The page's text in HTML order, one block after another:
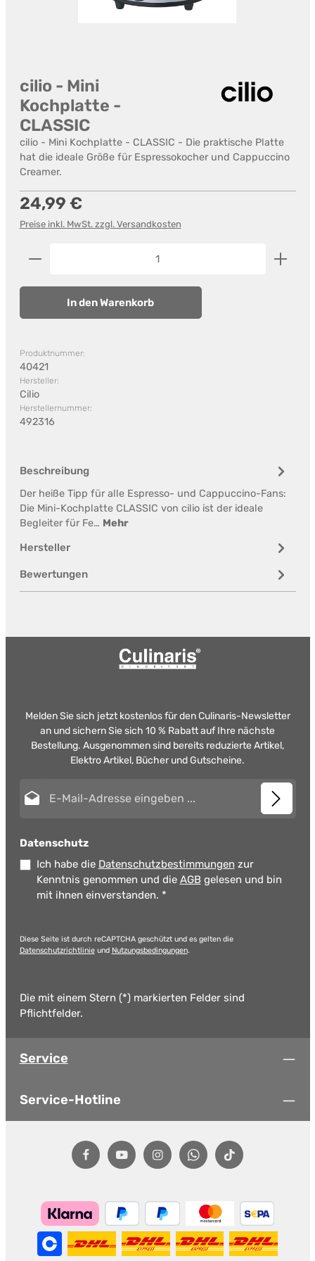
cilio - Mini
Kochplatte -
CLASSIC
cilio - Mini Kochplatte - CLASSIC - Die praktische Platte
hat die ideale Größe für Espressokocher und Cappuccino
Creamer.
Regulärer Preis:
24,99 €
Preise inkl. MwSt. zzgl. Versandkosten
Produkt Anzahl: Gib den gewünschten Wert ein
In den Warenkorb
Produktnummer:
40421
Hersteller:
Cilio
Herstellernummer:
492316
Beschreibung
Der heiße Tipp für alle Espresso- und Cappuccino-Fans:
Die Mini-Kochplatte CLASSIC von cilio ist der ideale
Begleiter für Fe… Mehr
Hersteller
Bewertungen
Melden Sie sich jetzt kostenlos für den Culinaris-Newsletter
an und sichern Sie sich 10 % Rabatt auf Ihre nächste
Bestellung. Ausgenommen sind bereits reduzierte Artikel,
Elektro Artikel, Bücher und Gutscheine.
Datenschutz
Ich habe die Datenschutzbestimmungen zur
Kenntnis genommen und die AGB gelesen und bin
mit ihnen einverstanden. *
Diese Seite ist durch reCAPTCHA geschützt und es gelten die
Datenschutzrichtlinieund Nutzungsbedingungen.
Die mit einem Stern (*) markierten Felder sind
Pflichtfelder.
Service
Service-Hotline